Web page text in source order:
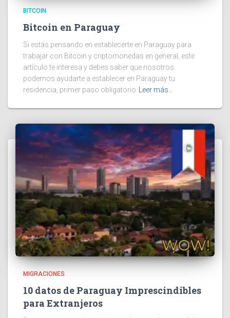
BITCOIN
Bitcoin en Paraguay
Si estás pensando en establecerte en Paraguay para
trabajar con Bitcoin y criptomonedas en general, este
artículo te interesa y debes saber que nosotros
podemos ayudarte a establecer en Paraguay tu
residencia, primer paso obligatorio Leer más…
MIGRACIONES
10 datos de Paraguay Imprescindibles
para Extranjeros